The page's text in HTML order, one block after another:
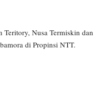
Teritory, Nusa Termiskin dan
di Propinsi NTT.